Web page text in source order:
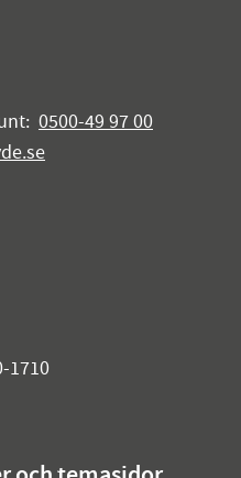
0500-49 97 00
1710